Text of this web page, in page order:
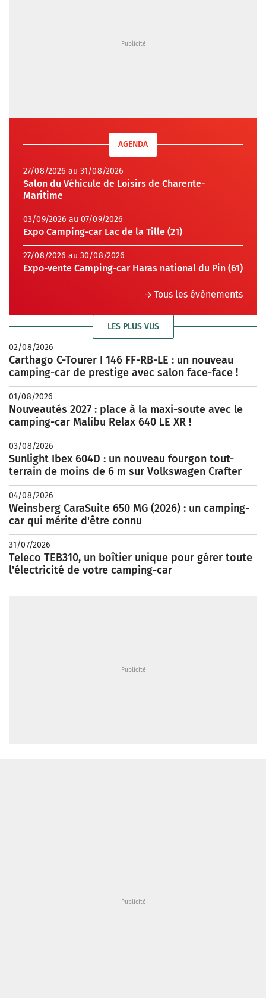
AGENDA
27/08/2026 au 31/08/2026
Salon du Véhicule de Loisirs de Charente-
Maritime
03/09/2026 au 07/09/2026
Expo Camping-car Lac de la Tille (21)
27/08/2026 au 30/08/2026
Expo-vente Camping-car Haras national du Pin (61)
Tous les évènements
LES PLUS VUS
02/08/2026
Carthago C-Tourer I 146 FF-RB-LE : un nouveau
camping-car de prestige avec salon face-face !
01/08/2026
Nouveautés 2027 : place à la maxi-soute avec le
camping-car Malibu Relax 640 LE XR !
03/08/2026
Sunlight Ibex 604D : un nouveau fourgon tout-
terrain de moins de 6 m sur Volkswagen Crafter
04/08/2026
Weinsberg CaraSuite 650 MG (2026) : un camping-
car qui mérite d'être connu
31/07/2026
Teleco TEB310, un boîtier unique pour gérer toute
l'électricité de votre camping-car